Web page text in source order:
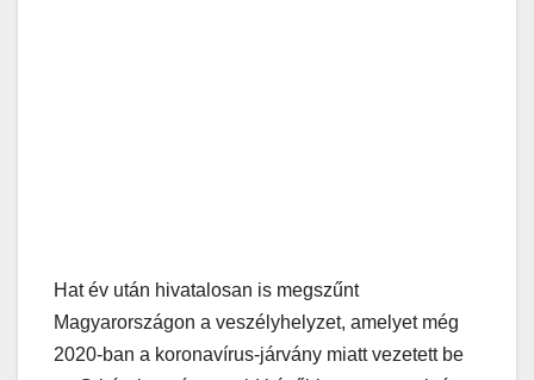
Hat év után hivatalosan is megszűnt
Magyarországon a veszélyhelyzet, amelyet még
2020-ban a koronavírus-járvány miatt vezetett be